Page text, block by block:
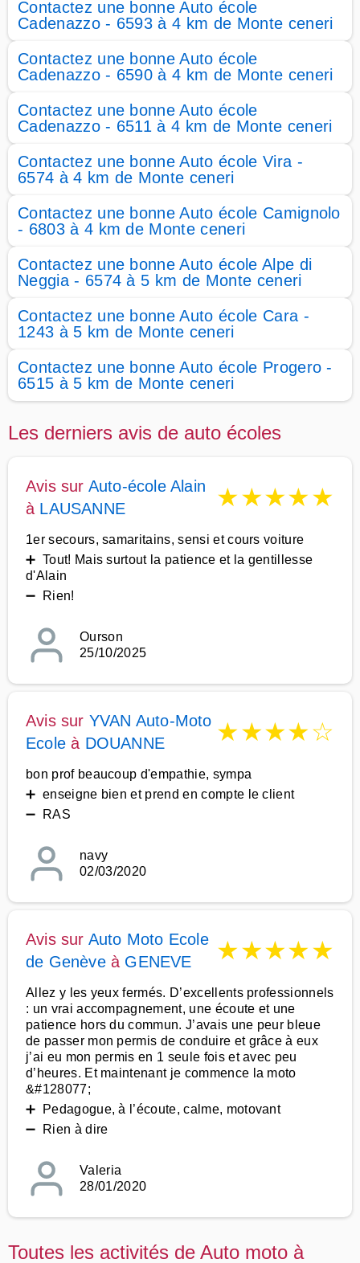
Contactez une bonne Auto école
Cadenazzo - 6593 à 4 km de Monte ceneri
Contactez une bonne Auto école
Cadenazzo - 6590 à 4 km de Monte ceneri
Contactez une bonne Auto école
Cadenazzo - 6511 à 4 km de Monte ceneri
Contactez une bonne Auto école Vira -
6574 à 4 km de Monte ceneri
Contactez une bonne Auto école Camignolo
- 6803 à 4 km de Monte ceneri
Contactez une bonne Auto école Alpe di
Neggia - 6574 à 5 km de Monte ceneri
Contactez une bonne Auto école Cara -
1243 à 5 km de Monte ceneri
Contactez une bonne Auto école Progero -
6515 à 5 km de Monte ceneri
Les derniers avis de auto écoles
Avis sur Auto-école Alain
à LAUSANNE ★★★★★
1er secours, samaritains, sensi et cours voiture
➕ Tout! Mais surtout la patience et la gentillesse
d'Alain
➖ Rien!
Ourson
25/10/2025
Avis sur YVAN Auto-Moto
Ecole à DOUANNE ★★★★☆
bon prof beaucoup d'empathie, sympa
➕ enseigne bien et prend en compte le client
➖ RAS
navy
02/03/2020
Avis sur Auto Moto Ecole
de Genèveà GENEVE ★★★★★
Allez y les yeux fermés. D’excellents professionnels
: un vrai accompagnement, une écoute et une
patience hors du commun. J’avais une peur bleue
de passer mon permis de conduire et grâce à eux
j’ai eu mon permis en 1 seule fois et avec peu
d’heures. Et maintenant je commence la moto
&#128077;
➕ Pedagogue, à l’écoute, calme, motovant
➖ Rien à dire
Valeria
28/01/2020
Toutes les activités de Auto moto à